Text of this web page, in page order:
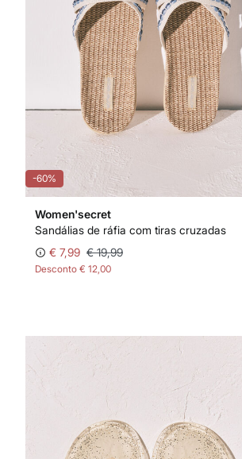
-60%
Women'secret
Sandálias de ráfia com tiras cruzadas
€ 7,99 € 19,99
Desconto € 12,00